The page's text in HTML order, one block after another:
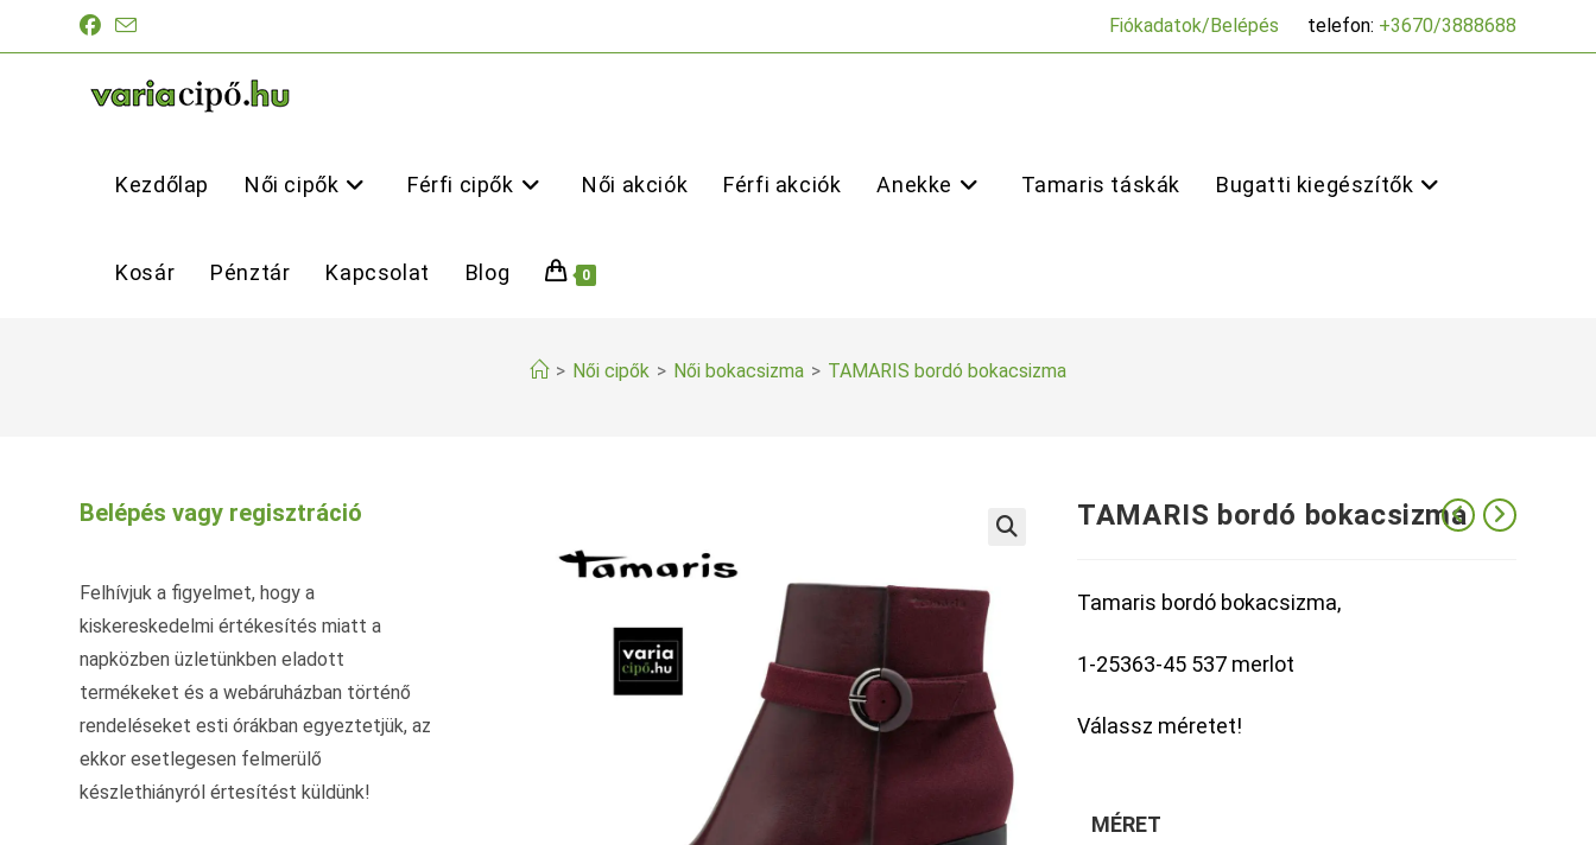
Fiókadatok/Belépés telefon: +3670/3888688
Kezdőlap Női cipők Férfi cipők Női akciók Férfi akciók Anekke Tamaris táskák Bugatti kiegészítők
Kosár Pénztár Kapcsolat Blog 0
> Női cipők > Női bokacsizma > TAMARIS bordó bokacsizma
TAMARIS bordó bokacsizma
Tamaris bordó bokacsizma,
1-25363-45 537 merlot
Válassz méretet!
MÉRET
Belépés vagy regisztráció
Felhívjuk a figyelmet, hogy a
kiskereskedelmi értékesítés miatt a
napközben üzletünkben eladott
termékeket és a webáruházban történő
rendeléseket esti órákban egyeztetjük, az
ekkor esetlegesen felmerülő
készlethiányról értesítést küldünk!